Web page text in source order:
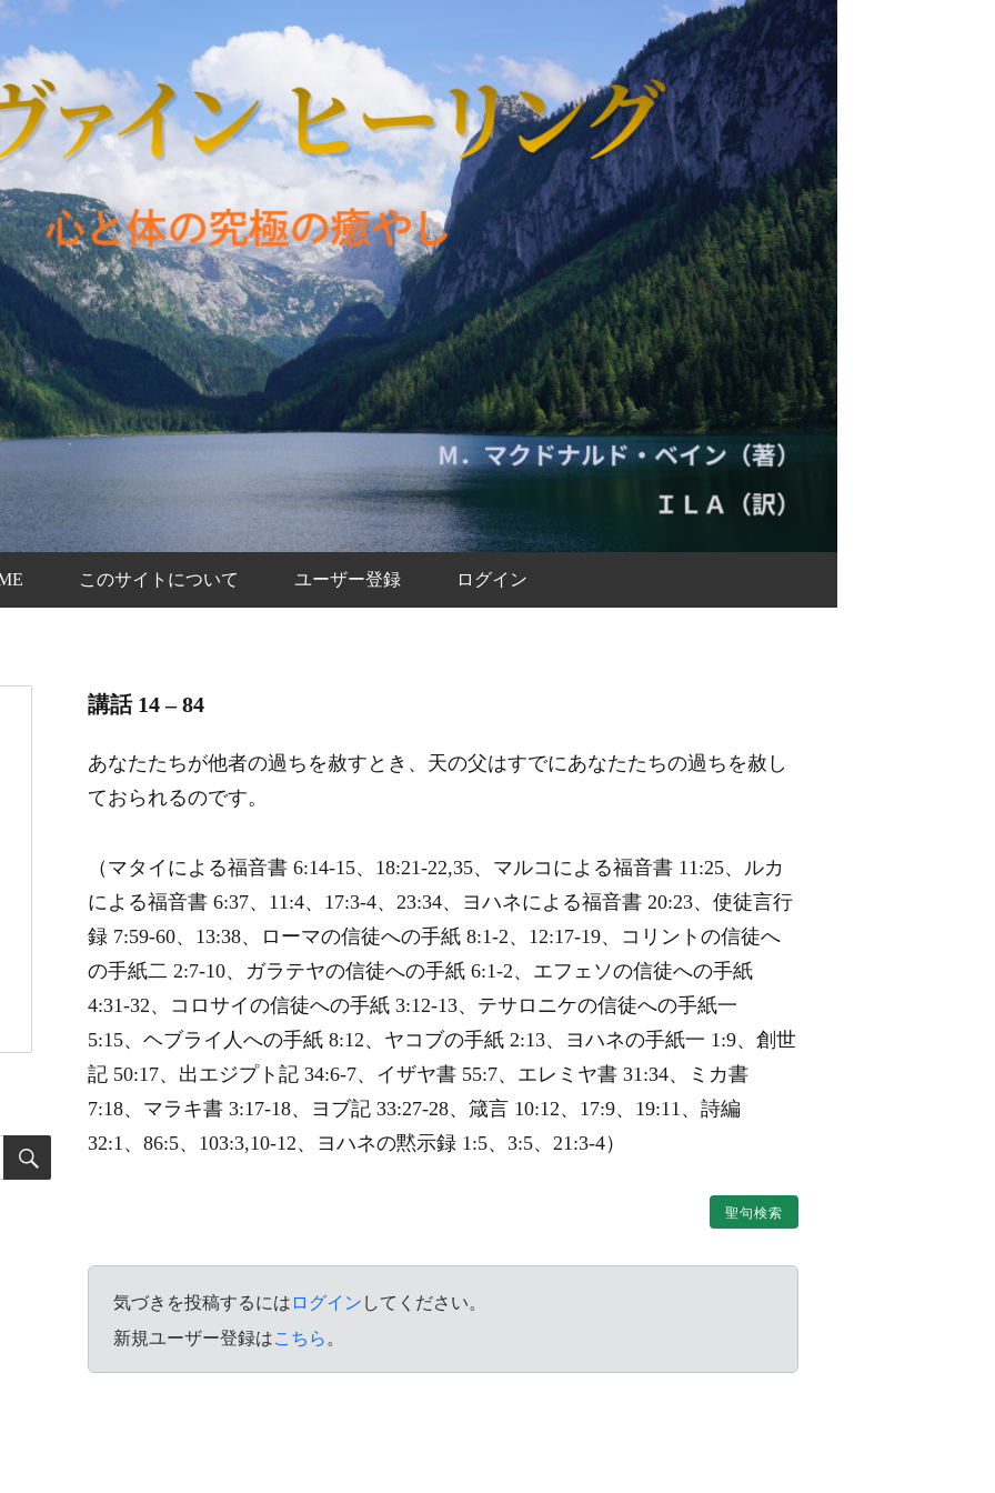
このサイトについて ユーザー登録 ログイン
講話 14 – 84
あなたたちが他者の過ちを赦すとき、天の父はすでにあなたたちの過ちを赦し
ておられるのです。
（マタイによる福音書 6:14-15、18:21-22,35、マルコによる福音書 11:25、ルカ
による福音書 6:37、11:4、17:3-4、23:34、ヨハネによる福音書 20:23、使徒言行
録 7:59-60、13:38、ローマの信徒への手紙 8:1-2、12:17-19、コリントの信徒へ
の手紙二 2:7-10、ガラテヤの信徒への手紙 6:1-2、エフェソの信徒への手紙
4:31-32、コロサイの信徒への手紙 3:12-13、テサロニケの信徒への手紙一
5:15、ヘブライ人への手紙 8:12、ヤコブの手紙 2:13、ヨハネの手紙一 1:9、創世
記 50:17、出エジプト記 34:6-7、イザヤ書 55:7、エレミヤ書 31:34、ミカ書
7:18、マラキ書 3:17-18、ヨブ記 33:27-28、箴言 10:12、17:9、19:11、詩編
32:1、86:5、103:3,10-12、ヨハネの黙示録 1:5、3:5、21:3-4）
聖句検索
気づきを投稿するには ログイン してください。
新規ユーザー登録はこちら 。